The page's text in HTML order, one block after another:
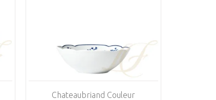
Chateaubriand Couleur